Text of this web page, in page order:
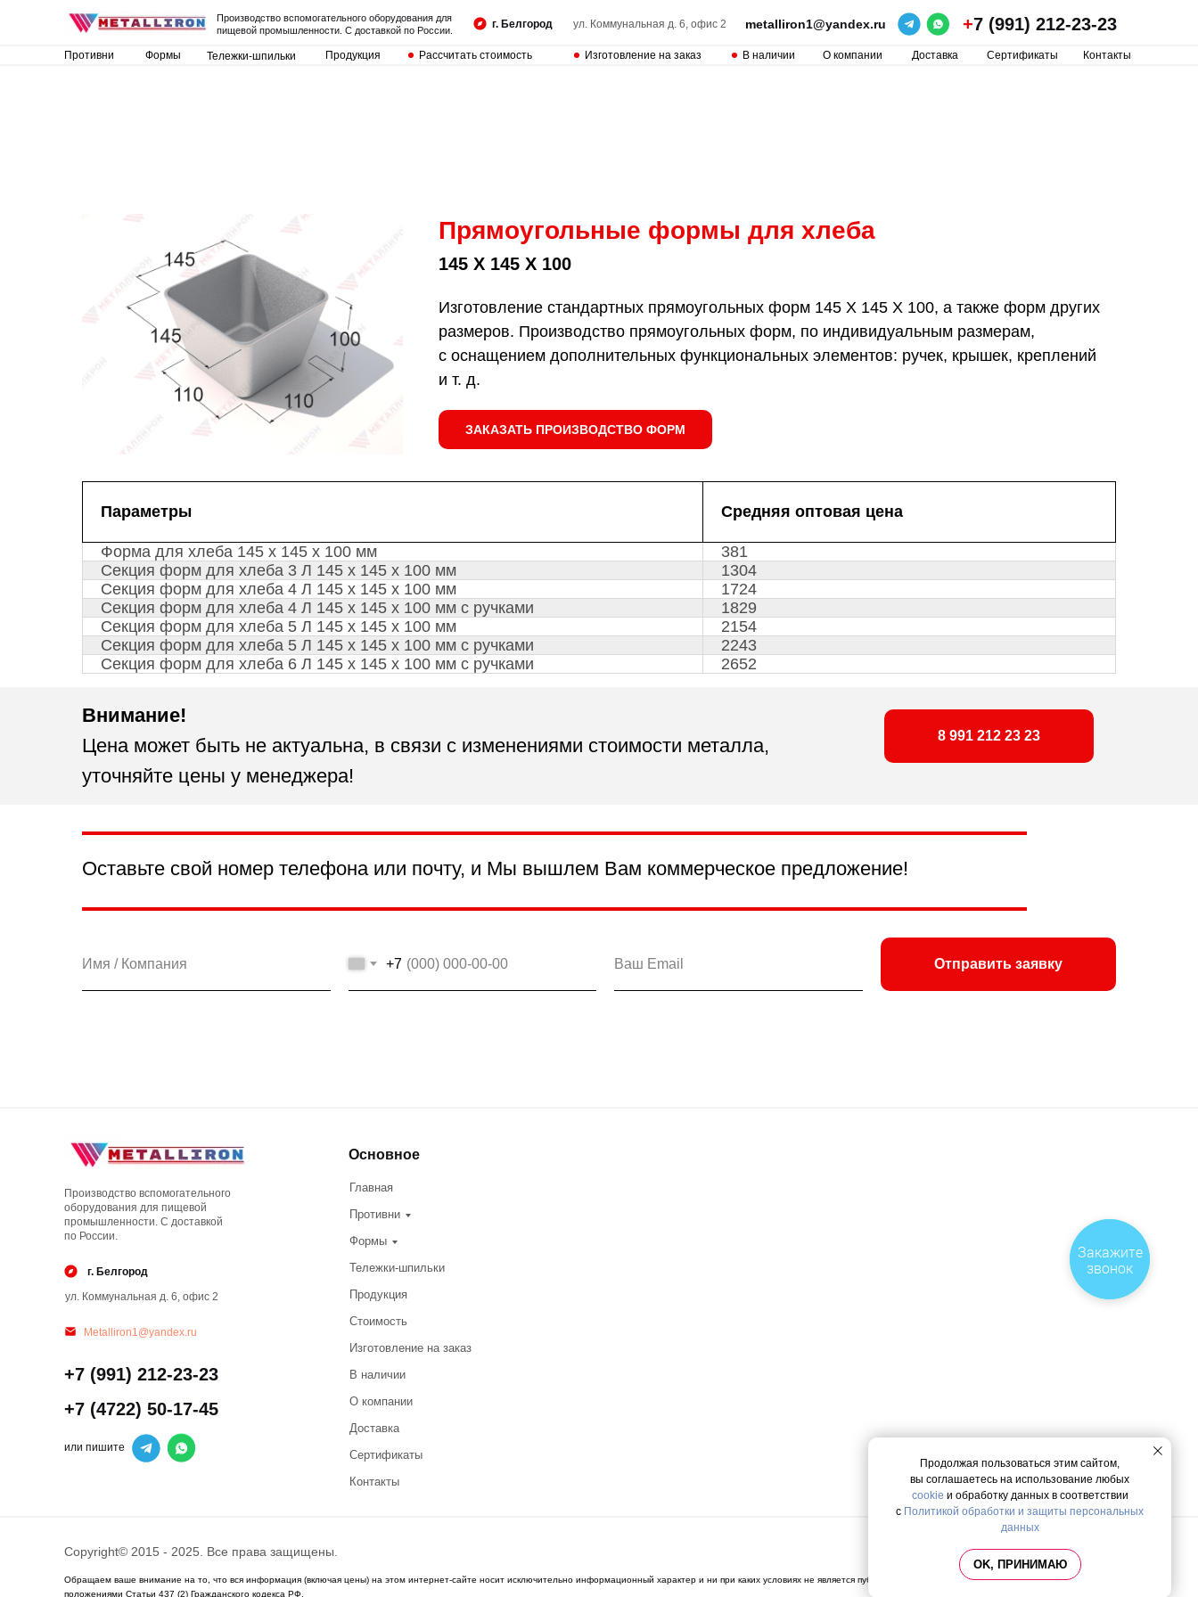
ул. Коммунальная д. 6, офис 2 +7 (991) 212-23-23
metalliron1@yandex.ru
Противни Формы Продукция Рассчитать стоимость Изготовление на заказ Доставка Сертификаты Контакты
г. Белгород
О компании
Тележки-шпильки В наличии
Производство вспомогательного оборудования для
пищевой промышленности. С доставкой по России.
Прямоугольные формы для хлеба
145 Х 145 Х 100
Изготовление стандартных прямоугольных форм 145 Х 145 Х 100, а также форм других
размеров. Производство прямоугольных форм, по индивидуальным размерам,
с оснащением дополнительных функциональных элементов: ручек, крышек, креплений
и т. д.
ЗАКАЗАТЬ ПРОИЗВОДСТВО ФОРМ
Параметры Средняя оптовая цена
Форма для хлеба 145 х 145 х 100 мм
381
Секция форм для хлеба 3 Л 145 х 145 х 100 мм
1304
Секция форм для хлеба 4 Л 145 х 145 х 100 мм
1724
Секция форм для хлеба 4 Л 145 х 145 х 100 мм с ручками
1829
Секция форм для хлеба 5 Л 145 х 145 х 100 мм
2154
Секция форм для хлеба 5 Л 145 х 145 х 100 мм с ручками
2243
Секция форм для хлеба 6 Л 145 х 145 х 100 мм с ручками
2652
Внимание!
Цена может быть не актуальна, в связи с изменениями стоимости металла,
уточняйте цены у менеджера!
8 991 212 23 23
Оставьте свой номер телефона или почту, и Мы вышлем Вам коммерческое предложение!
+7 Отправить заявку
Производство вспомогательного
оборудования для пищевой
промышленности. С доставкой
по России.
г. Белгород
ул. Коммунальная д. 6, офис 2
+7 (991) 212-23-23
Metalliron1@yandex.ru
Основное
Главная
Продукция
О компании
Противни
Стоимость
Доставка
Тележки-шпильки
Изготовление на заказ
Сертификаты
Контакты
Copyright© 2015 - 2025. Все права защищены. Политика конфиденциальности
или пишите
+7 (4722) 50-17-45
Формы
В наличии
Обращаем ваше внимание на то, что вся информация (включая цены) на этом интернет-сайте носит исключительно информационный характер и ни при каких условиях не является публичной офертой, определяемой
положениями Статьи 437 (2) Гражданского кодекса РФ.
Продолжая пользоваться этим сайтом,
вы соглашаетесь на использование любых
cookie и обработку данных в соответствии
с Политикой обработки и защиты персональных
данных
OK, ПРИНИМАЮ
Мы
перезвоним
Закажите